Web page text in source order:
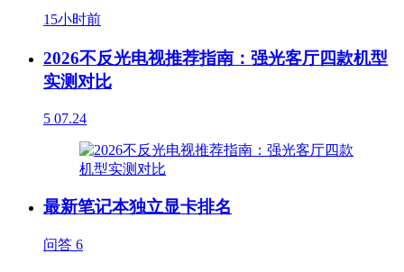
15小时前
2026不反光电视推荐指南：强光客厅四款机型
实测对比
5 07.24
最新笔记本独立显卡排名
问答 6